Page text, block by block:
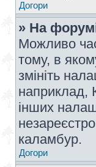
Догори
» На
Можливо
тому, в
змініть
наприклад,
інших
каламбур.
Догори